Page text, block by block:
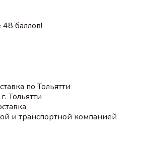
48 баллов!
по Тольятти
Тольятти
и транспортной компанией